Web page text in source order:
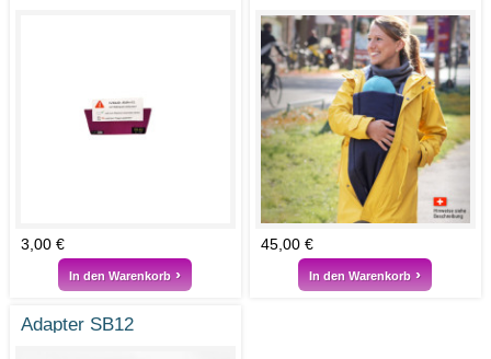
3,00 €
In den Warenkorb
45,00 €
In den Warenkorb
Adapter SB12